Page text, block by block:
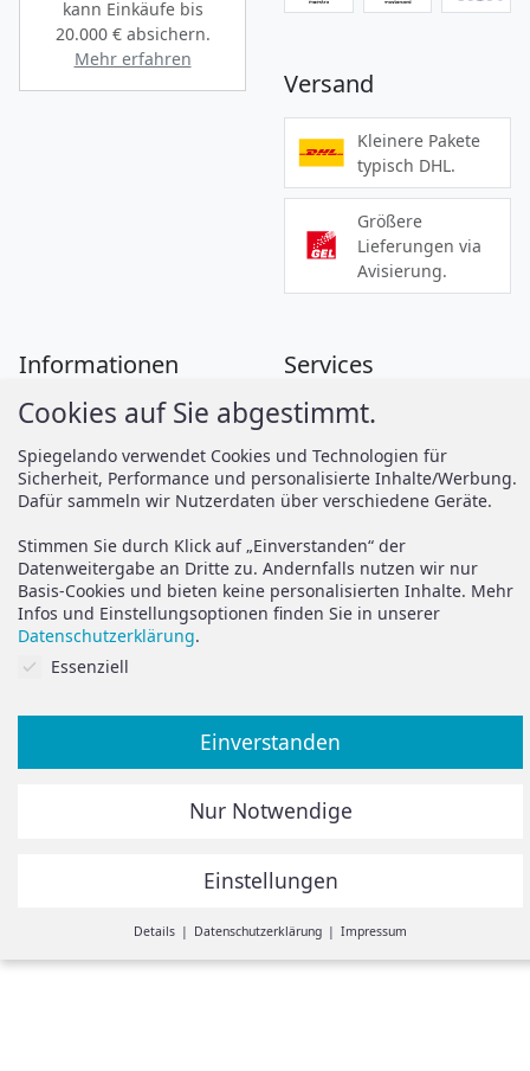
kann Einkäufe bis
20.000 €absichern.
Mehr erfahren
Versand
Kleinere Pakete
typisch DHL.
Größere
Lieferungen via
Avisierung.
Informationen
Zahlung
Versand
AGB
Vertrag widerrufen
Datenschutz
Impressum
Services
Montageanleitungen
Spiegelando Magazin
Support
Brauchen Sie Hilfe oder
haben Sie Fragen?
Die durchgestrichenen Preise entsprechen dem bisherigen
© Spiegelando 2024
Withdraw from contract
Cookies auf Sie abgestimmt.
Spiegelando verwendet Cookies und Technologien für
Sicherheit, Performance und personalisierte Inhalte/Werbung.
Dafür sammeln wir Nutzerdaten über verschiedene Geräte.
Stimmen Sie durch Klick auf „Einverstanden“ der
Datenweitergabe an Dritte zu. Andernfalls nutzen wir nur
Basis-Cookies und bieten keine personalisierten Inhalte. Mehr
Infos und Einstellungsoptionen finden Sie in unserer
Datenschutzerklärung.
Cookies auf Sie abgestimmt.
Essenziell
Einverstanden
Nur Notwendige
Einstellungen
Details Datenschutzerklärung Impressum
Einstellungen